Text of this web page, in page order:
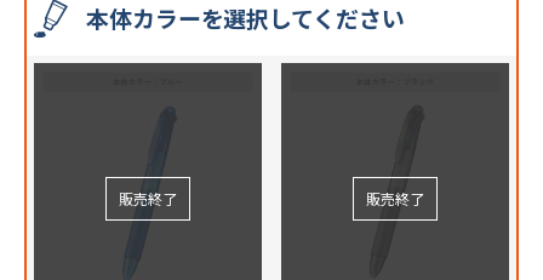
本体カラーを選択してください